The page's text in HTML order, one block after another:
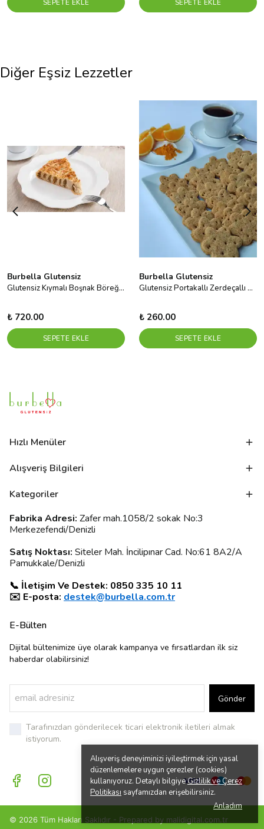
Alışveriş deneyiminizi iyileştirmek için yasal
düzenlemelere uygun çerezler (cookies)
kullanıyoruz. Detaylı bilgiyeGizlilik ve Çerez
Politikası sayfamızdan erişebilirsiniz.
Anladım
SEPETE EKLE SEPETE EKLE
Diğer Eşsiz Lezzetler
Burbella Glutensiz
Glutensiz Kıymalı Boşnak Böreği 400 g
₺ 720.00
SEPETE EKLE
Burbella Glutensiz
Glutensiz Portakallı Zerdeçallı Bisküvi
₺ 260.00
SEPETE EKLE
Hızlı Menüler
Alışveriş Bilgileri
Kategoriler
Fabrika Adresi: Zafer mah.1058/2 sokak No:3
Merkezefendi/Denizli
Satış Noktası: Siteler Mah. İncilipınar Cad. No:61 8A2/A
Pamukkale/Denizli
📞 İletişim Ve Destek: 0850 335 10 11
✉️ E-posta: destek@burbella.com.tr
E-Bülten
Dijital bültenimize üye olarak kampanya ve fırsatlardan ilk siz
haberdar olabilirsiniz!
Gönder
Tarafınızdan gönderilecek ticari elektronik iletileri almak
istiyorum.
© 2026 Tüm Hakları Saklıdır - Prepared by malidigital.com.tr